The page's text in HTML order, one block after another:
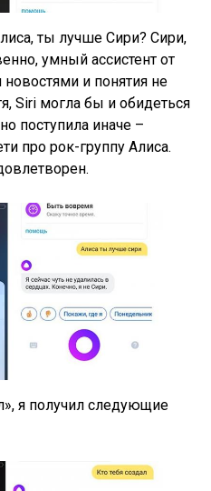
ты лучше Сири? Сири,
умный ассистент от
и понятия не
Siri могла бы и обидеться
поступила иначе –
про рок-группу Алиса.
я получил следующие